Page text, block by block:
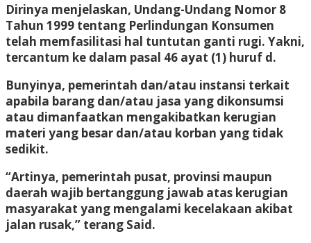
Dirinya menjelaskan, Undang-Undang Nomor 8
Tahun 1999 tentang Perlindungan Konsumen
telah memfasilitasi hal tuntutan ganti rugi. Yakni,
tercantum ke dalam pasal 46 ayat (1) huruf d.
Bunyinya, pemerintah dan/atau instansi terkait
apabila barang dan/atau jasa yang dikonsumsi
atau dimanfaatkan mengakibatkan kerugian
materi yang besar dan/atau korban yang tidak
sedikit.
“Artinya, pemerintah pusat, provinsi maupun
daerah wajib bertanggung jawab atas kerugian
masyarakat yang mengalami kecelakaan akibat
jalan rusak,” terang Said.